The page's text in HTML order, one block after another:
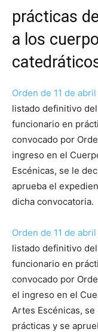
prácticas
a los
Orden de 11 de
listado definitivo
funcionario en
convocado por
ingreso en el
Escénicas, se le
aprueba el
dicha convocatoria.
Orden de 11 de
listado definitivo
funcionario en
convocado por
el ingreso en el
Artes Escénicas,
prácticas y se